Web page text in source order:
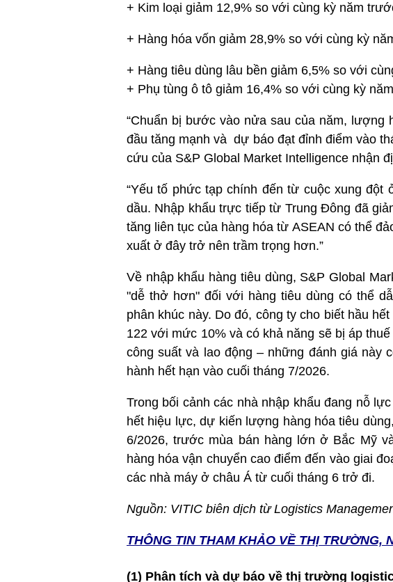
+ Kim loại giảm 12,9% so với cùng kỳ năm
+ Hàng hóa vốn giảm 28,9% so với cùng kỳ
+ Hàng tiêu dùng lâu bền giảm 6,5% so với
+ Phụ tùng ô tô giảm 16,4% so với cùng kỳ
“Chuẩn bị bước vào nửa sau của năm, lượng
đầu tăng mạnh và dự báo đạt đỉnh điểm vào
cứu của S&P Global Market Intelligence nhận
“Yếu tố phức tạp chính đến từ cuộc xung
dầu. Nhập khẩu trực tiếp từ Trung Đông đã
tăng liên tục của hàng hóa từ ASEAN có thể
xuất ở đây trở nên trầm trọng hơn.”
Về nhập khẩu hàng tiêu dùng, S&P Global
"dễ thở hơn" đối với hàng tiêu dùng có thể
phân khúc này. Do đó, công ty cho biết hầu
122 với mức 10% và có khả năng sẽ bị áp
công suất và lao động – những đánh giá này
hành hết hạn vào cuối tháng 7/2026.
Trong bối cảnh các nhà nhập khẩu đang nỗ
hết hiệu lực, dự kiến ​​lượng hàng hóa tiêu
6/2026, trước mùa bán hàng lớn ở Bắc Mỹ
hàng hóa vận chuyển cao điểm đến vào giai
các nhà máy ở châu Á từ cuối tháng 6 trở đi.
Nguồn: VITIC biên dịch từ Logistics
THÔNG TIN THAM KHẢO VỀ THỊ TRƯỜNG,
(1) Phân tích và dự báo về thị trường